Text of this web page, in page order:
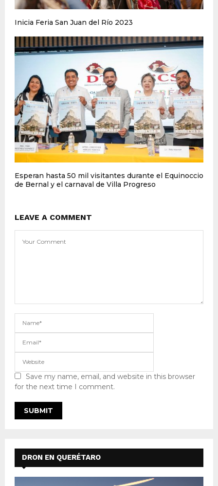
Inicia Feria San Juan del Río 2023
Esperan hasta 50 mil visitantes durante el Equinoccio
de Bernal y el carnaval de Villa Progreso
LEAVE A COMMENT
Save my name, email, and website in this browser
for the next time I comment.
DRON EN QUERÉTARO